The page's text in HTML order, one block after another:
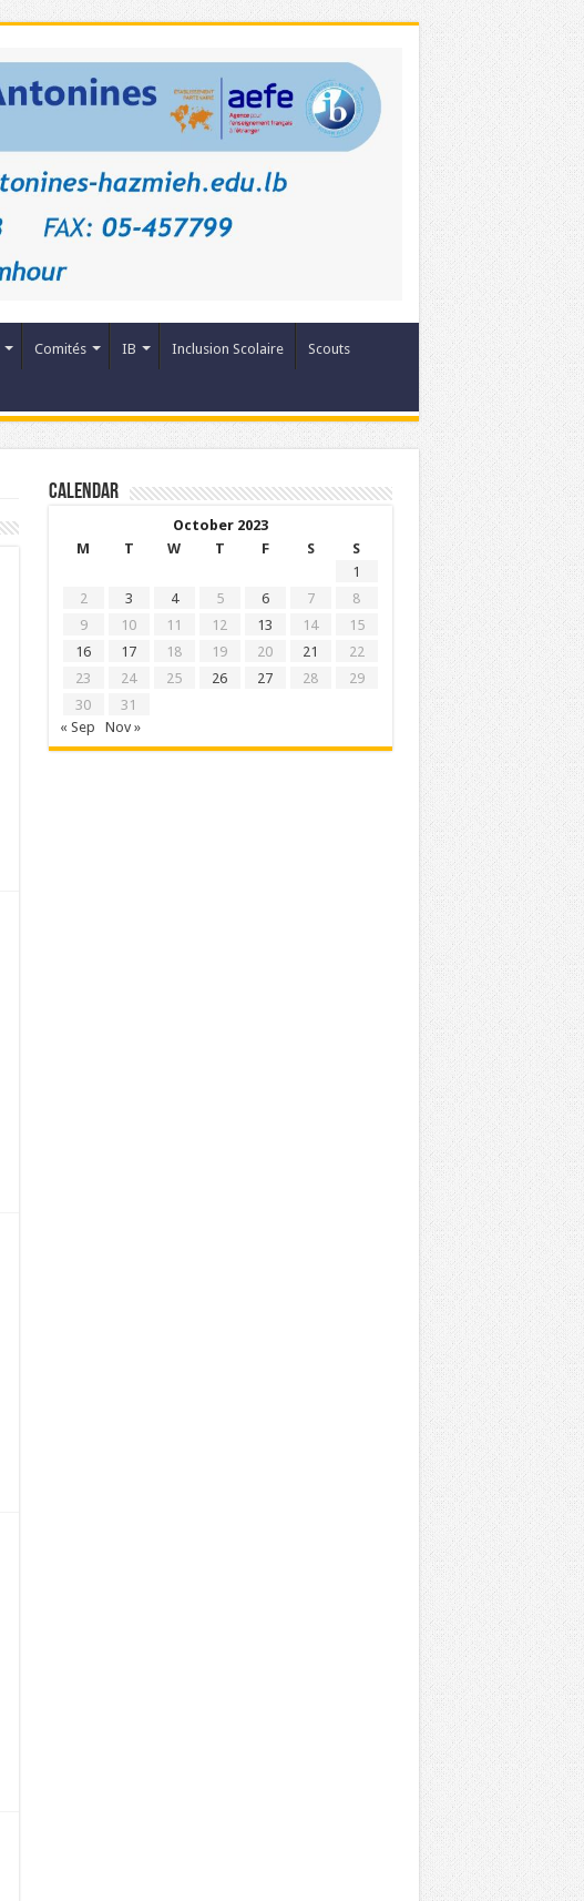
Comités IB Inclusion Scolaire Scouts
Calendar
October 2023
M
T W T F S
S
1
2
3 4 5 6 7
8
9
10 11 12 13 14
15
16
17 18 19 20 21
22
23
24 25 26 27 28
29
30
31
« Sep
Nov »